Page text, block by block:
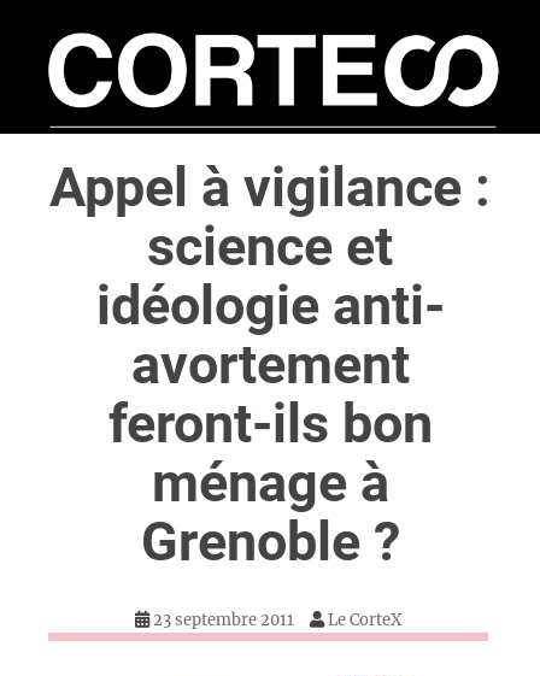
t
Appel à vigilance :
science et
idéologie anti-
avortement
feront-ils bon
ménage à
Grenoble ?
23 septembre 2011 Le CorteX